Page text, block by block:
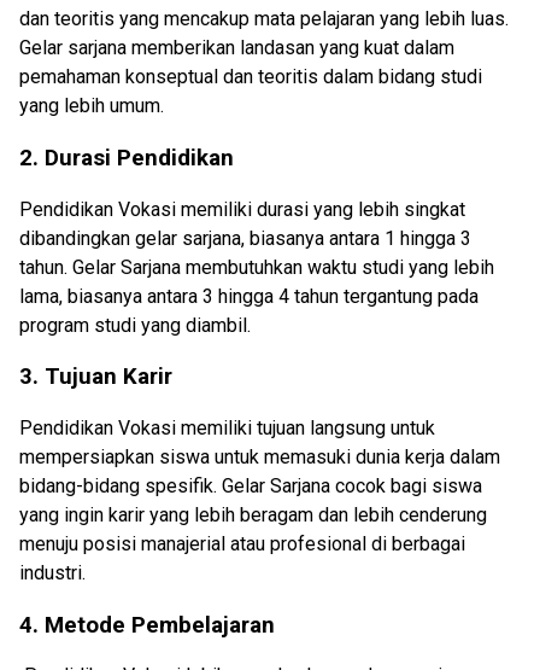
dan teoritis yang mencakup mata pelajaran yang lebih luas.
Gelar sarjana memberikan landasan yang kuat dalam
pemahaman konseptual dan teoritis dalam bidang studi
yang lebih umum.
2. Durasi Pendidikan
Pendidikan Vokasi memiliki durasi yang lebih singkat
dibandingkan gelar sarjana, biasanya antara 1 hingga 3
tahun. Gelar Sarjana membutuhkan waktu studi yang lebih
lama, biasanya antara 3 hingga 4 tahun tergantung pada
program studi yang diambil.
3. Tujuan Karir
Pendidikan Vokasi memiliki tujuan langsung untuk
mempersiapkan siswa untuk memasuki dunia kerja dalam
bidang-bidang spesifik. Gelar Sarjana cocok bagi siswa
yang ingin karir yang lebih beragam dan lebih cenderung
menuju posisi manajerial atau profesional di berbagai
industri.
4. Metode Pembelajaran